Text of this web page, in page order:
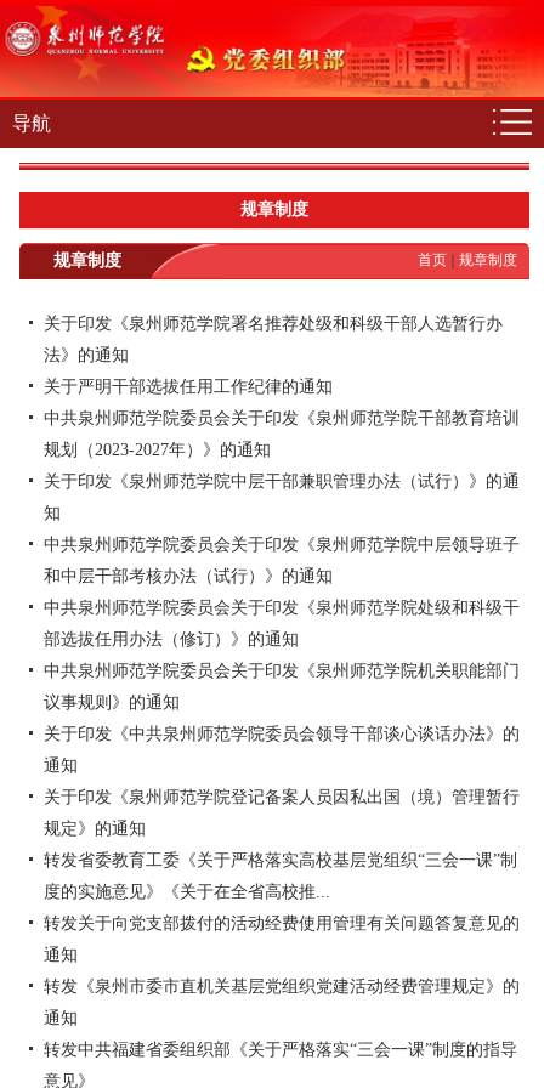
导航
规章制度
规章制度 首页 规章制度
关于印发《泉州师范学院署名推荐处级和科级干部人选暂行办
法》的通知
关于严明干部选拔任用工作纪律的通知
中共泉州师范学院委员会关于印发《泉州师范学院干部教育培训
规划（2023-2027年）》的通知
关于印发《泉州师范学院中层干部兼职管理办法（试行）》的通
知
中共泉州师范学院委员会关于印发《泉州师范学院中层领导班子
和中层干部考核办法（试行）》的通知
中共泉州师范学院委员会关于印发《泉州师范学院处级和科级干
部选拔任用办法（修订）》的通知
中共泉州师范学院委员会关于印发《泉州师范学院机关职能部门
议事规则》的通知
关于印发《中共泉州师范学院委员会领导干部谈心谈话办法》的
通知
关于印发《泉州师范学院登记备案人员因私出国（境）管理暂行
规定》的通知
转发省委教育工委《关于严格落实高校基层党组织“三会一课”制
度的实施意见》《关于在全省高校推...
转发关于向党支部拨付的活动经费使用管理有关问题答复意见的
通知
转发《泉州市委市直机关基层党组织党建活动经费管理规定》的
通知
转发中共福建省委组织部《关于严格落实“三会一课”制度的指导
意见》